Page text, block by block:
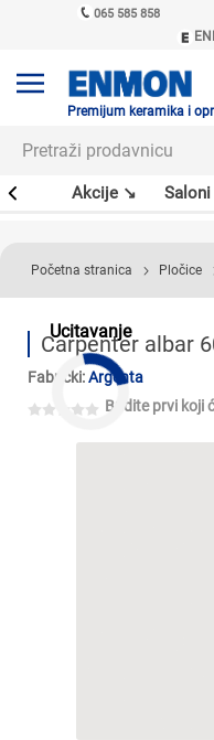
065 585 858
Premijum keramika i
Akcije ↘
Ucitavanje
Početna stranica Pločice
Carpenter albar
Fabrički:Argenta
Budite prvi koji